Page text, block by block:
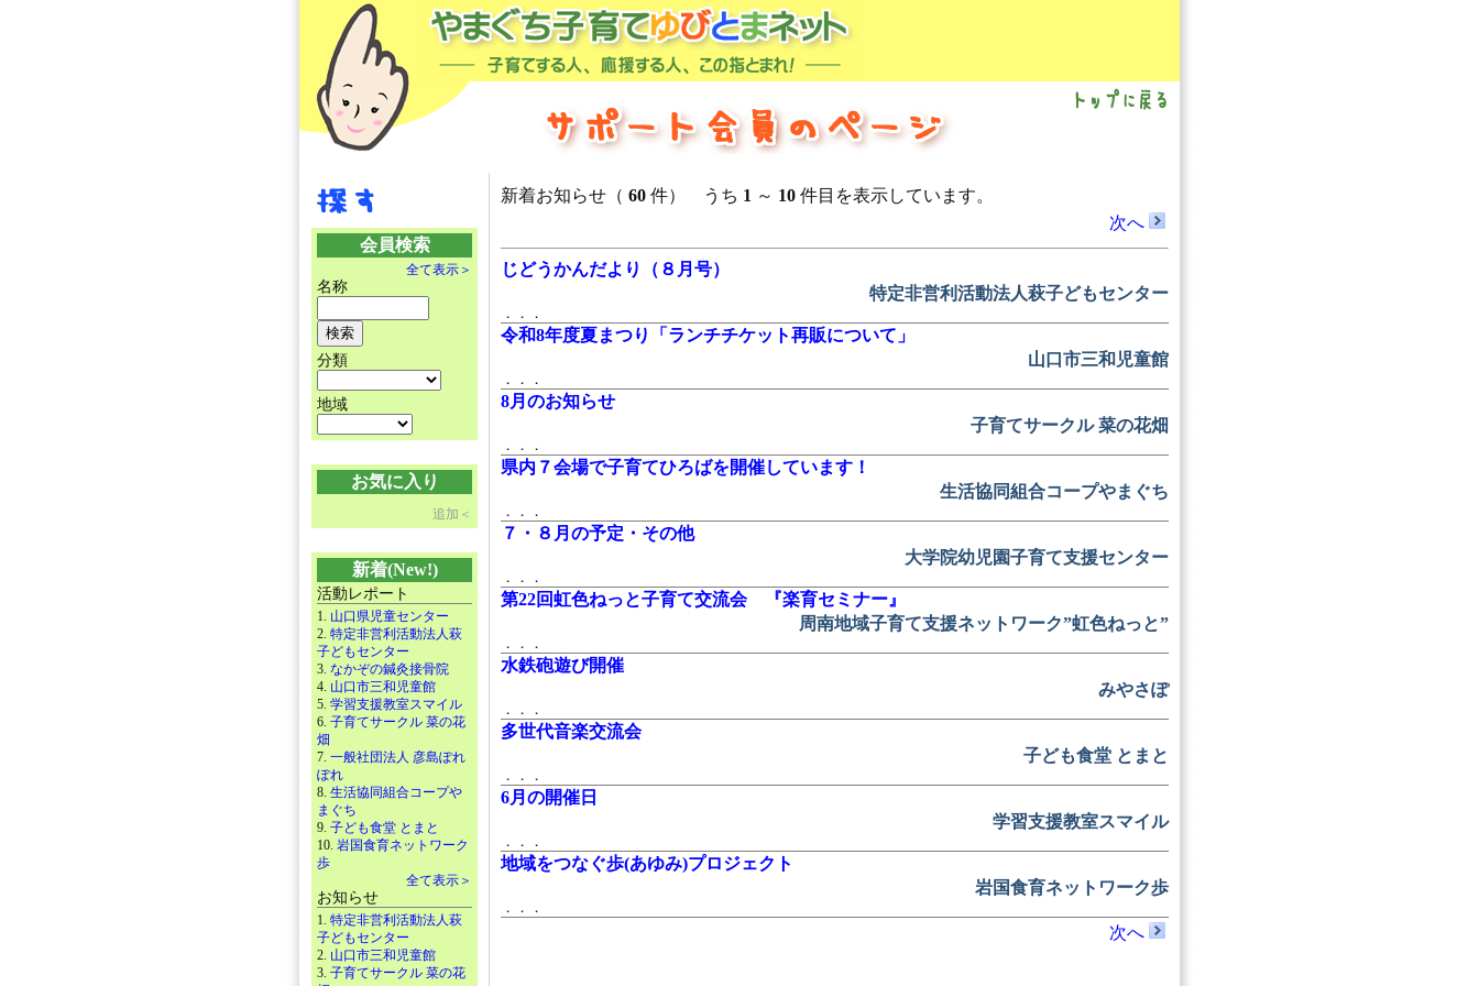
会員検索
全て表示＞
名称
分類
地域
お気に入り
追加＜
新着(New!)
活動レポート
1. 山口県児童センター
2. 特定非営利活動法人萩
子どもセンター
3. なかぞの鍼灸接骨院
4. 山口市三和児童館
5. 学習支援教室スマイル
6. 子育てサークル 菜の花
畑
7. 一般社団法人 彦島ぽれ
ぽれ
8. 生活協同組合コープや
まぐち
9. 子ども食堂 とまと
10. 岩国食育ネットワーク
歩
全て表示＞
お知らせ
1. 特定非営利活動法人萩
子どもセンター
2. 山口市三和児童館
3. 子育てサークル 菜の花
新着お知らせ（ 60 件） うち 1 ～ 10 件目を表示しています。
次へ
じどうかんだより（８月号）
特定非営利活動法人萩子どもセンター
．．．
令和8年度夏まつり「ランチチケット再販について」
山口市三和児童館
．．．
8月のお知らせ
子育てサークル 菜の花畑
．．．
県内７会場で子育てひろばを開催しています！
生活協同組合コープやまぐち
．．．
７・８月の予定・その他
大学院幼児園子育て支援センター
．．．
第22回虹色ねっと子育て交流会 『楽育セミナー』
周南地域子育て支援ネットワーク”虹色ねっと”
．．．
水鉄砲遊び開催
みやさぽ
．．．
多世代音楽交流会
子ども食堂 とまと
．．．
6月の開催日
学習支援教室スマイル
．．．
地域をつなぐ歩(あゆみ)プロジェクト
岩国食育ネットワーク歩
．．．
次へ